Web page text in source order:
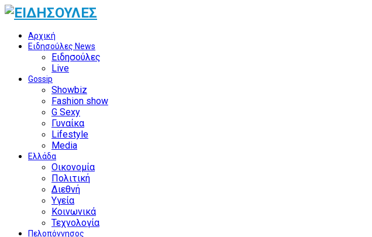
Αρχική
Ειδησούλες News
Ειδησούλες
Live
Gossip
Showbiz
Fashion show
G Sexy
Γυναίκα
Lifestyle
Media
Ελλάδα
Οικονομία
Πολιτική
Διεθνή
Υγεία
Κοινωνικά
Τεχνολογία
Πελοπόννησος